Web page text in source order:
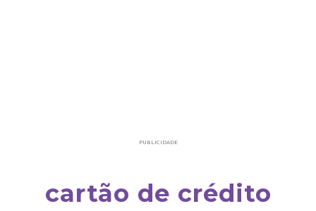
PUBLICIDADE
cartão de crédito